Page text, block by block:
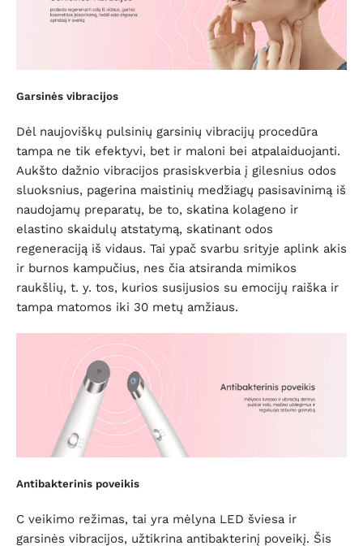
Garsinės vibracijos
Dėl naujoviškų pulsinių garsinių vibracijų procedūra
tampa ne tik efektyvi, bet ir maloni bei atpalaiduojanti.
Aukšto dažnio vibracijos prasiskverbia į gilesnius odos
sluoksnius, pagerina maistinių medžiagų pasisavinimą iš
naudojamų preparatų, be to, skatina kolageno ir
elastino skaidulų atstatymą, skatinant odos
regeneraciją iš vidaus. Tai ypač svarbu srityje aplink akis
ir burnos kampučius, nes čia atsiranda mimikos
raukšlių, t. y. tos, kurios susijusios su emocijų raiška ir
tampa matomos iki 30 metų amžiaus.
Antibakterinis poveikis
C veikimo režimas, tai yra mėlyna LED šviesa ir
garsinės vibracijos, užtikrina antibakterinį poveikį. Šis